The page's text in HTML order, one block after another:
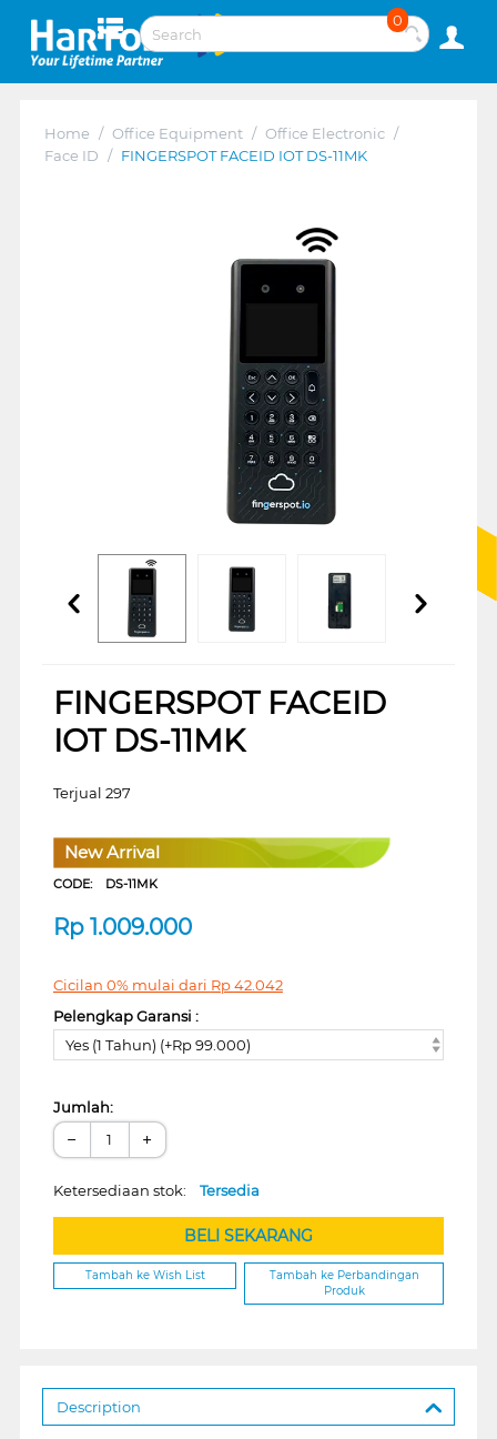
0
Home / Office Equipment / Office Electronic /
Face ID / FINGERSPOT FACEID IOT DS-11MK
FINGERSPOT FACEID
IOT DS-11MK
Terjual 297
New Arrival
CODE: DS-11MK
Rp 1.009.000
Cicilan 0% mulai dari Rp42.042
Pelengkap Garansi :
Yes (1 Tahun) (+Rp 99.000)
Jumlah:
− +
Ketersediaan stok: Tersedia
BELI SEKARANG
Tambah ke Wish List
Tambah ke Perbandingan
Produk
Description